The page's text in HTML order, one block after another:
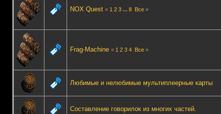
NOX Quest « 1 2 3 ... 8 Все»
Frag-Machine « 1 2 3 4 Все»
Любимые и нелюбимые мультиплеерные карты
Составление говорилок из многих частей.